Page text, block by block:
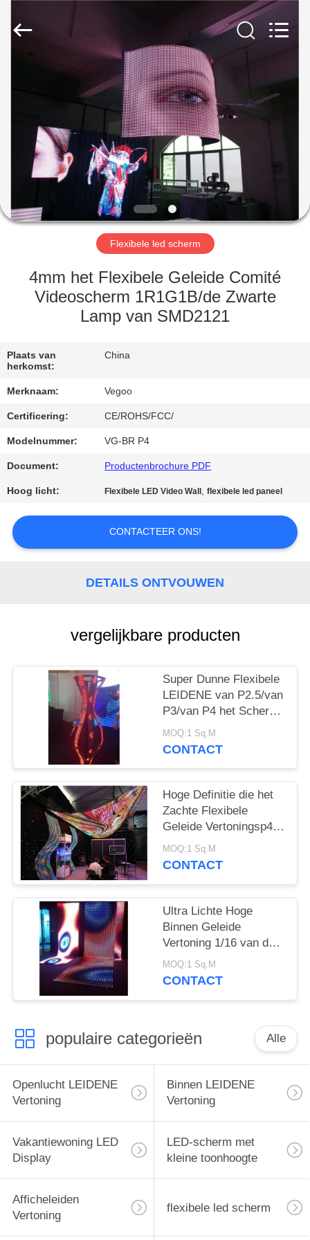
PRODUCTEN
VIDEO'S
OVER
ONS
FABRIEKSTOCHT
KWALITEITSCONTROLE
NEEM
ONS
OP
NIEUWS
VRAAG
EEN
OFFERTE
PRIVACY
POLICY
Co.,
Flexibele led scherm
4mm het Flexibele Geleide Comité
Videoscherm 1R1G1B/de Zwarte
Lamp van SMD2121
Plaats van
herkomst:
China
Merknaam: Vegoo
Certificering: CE/ROHS/FCC/
Modelnummer: VG-BR P4
Document: Productenbrochure PDF
Hoog licht: Flexibele LED Video Wall ,flexibele led paneel
CONTACTEER ONS!
DETAILS ONTVOUWEN
vergelijkbare producten
Super Dunne Flexibele
LEIDENE van P2.5/van
P3/van P4 het Scherm
Commerciële Digitale
Vertoning
MOQ:1 Sq.M
CONTACT
Hoge Definitie die het
Zachte Flexibele
Geleide Vertoningsp4
Geleide Scherm voor
Media Voorgevel
MOQ:1 Sq.M
CONTACT
Ultra Lichte Hoge
Binnen Geleide
Vertoning 1/16 van de
Helderheids Flexibele
Geleide Videomuur P4
MOQ:1 Sq.M
CONTACT
populaire categorieën Alle
Openlucht LEIDENE
Vertoning
Binnen LEIDENE
Vertoning
Vakantiewoning LED
Display
LED-scherm met
kleine toonhoogte
Afficheleiden
Vertoning
flexibele led scherm